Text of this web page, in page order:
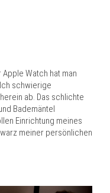
Watch hat man
schwierige
ab. Das schlichte
Bademäntel
Einrichtung meines
meiner persönlichen